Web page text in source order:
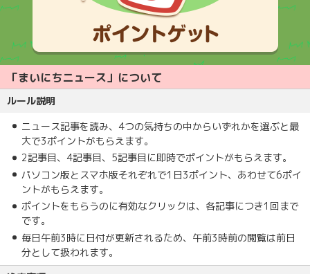
「まいにちニュース」について
ルール説明
ニュース記事を読み、4つの気持ちの中からいずれかを選ぶと最
大で3ポイントがもらえます。
2記事目、4記事目、5記事目に即時でポイントがもらえます。
パソコン版とスマホ版それぞれで1日3ポイント、あわせて6ポイ
ントがもらえます。
ポイントをもらうのに有効なクリックは、各記事につき1回まで
です。
毎日午前3時に日付が更新されるため、午前3時前の閲覧は前日
分として扱われます。